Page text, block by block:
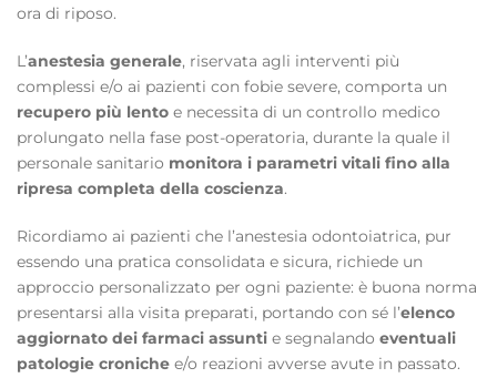
ora di riposo.
L’anestesia generale, riservata agli interventi più
complessi e/o ai pazienti con fobie severe, comporta un
recupero più lento e necessita di un controllo medico
prolungato nella fase post-operatoria, durante la quale il
personale sanitario monitora i parametri vitali fino alla
ripresa completa della coscienza.
Ricordiamo ai pazienti che l’anestesia odontoiatrica, pur
essendo una pratica consolidata e sicura, richiede un
approccio personalizzato per ogni paziente: è buona norma
presentarsi alla visita preparati, portando con sé l’elenco
aggiornato dei farmaci assunti e segnalando eventuali
patologie croniche e/o reazioni avverse avute in passato.